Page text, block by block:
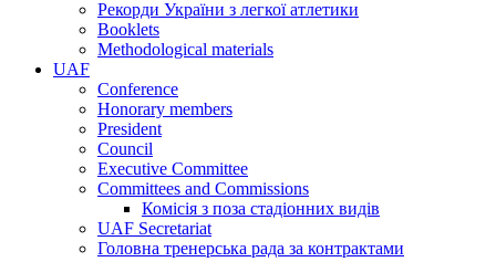
Рекорди України з легкої атлетики
Booklets
Methodological materials
UAF
Conference
Honorary members
President
Council
Executive Committee
Committees and Commissions
Комісія з поза стадіонних видів
UAF Secretariat
Головна тренерська рада за контрактами